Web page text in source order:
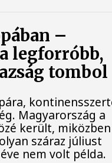
–
legforróbb,
tombol
Magyarország a
került,
száraz júliust
nem volt példa.